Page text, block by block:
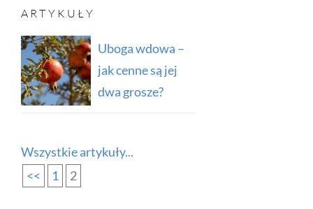
ARTYKUŁY
Uboga wdowa –
jak cenne są jej
dwa grosze?
Wszystkie artykuły...
<<
1 2